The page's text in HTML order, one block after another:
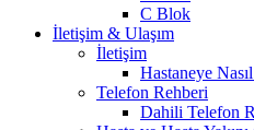
C Blok
İletişim & Ulaşım
İletişim
Hastaneye
Telefon Rehberi
Dahili Telefon